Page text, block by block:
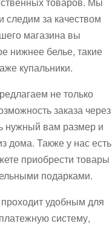
следим за качеством
магазина вы
нижнее белье, такие
купальники.
не только
заказа через
нужный вам размер и
дома. Также у нас есть
приобрести товары
подарками.
удобным для
систему,